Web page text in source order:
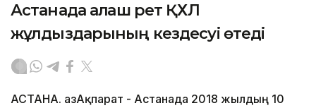
Астанада алғаш рет ҚХЛ
жұлдыздарының кездесуі өтеді
АСТАНА. ҚазАқпарат - Астанада 2018 жылдың 10